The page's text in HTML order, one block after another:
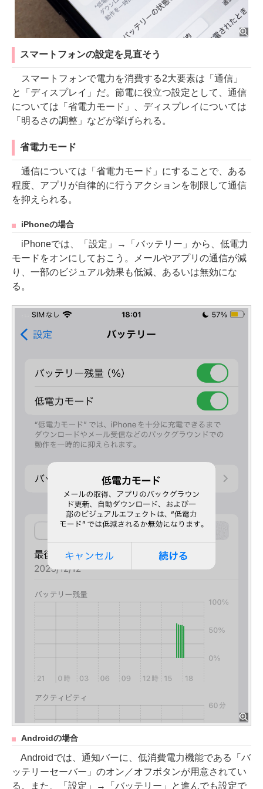
スマートフォンの設定を見直そう
スマートフォンで電力を消費する2大要素は「通信」
と「ディスプレイ」だ。節電に役立つ設定として、通信
については「省電力モード」、ディスプレイについては
「明るさの調整」などが挙げられる。
省電力モード
通信については「省電力モード」にすることで、ある
程度、アプリが自律的に行うアクションを制限して通信
を抑えられる。
iPhoneの場合
iPhoneでは、「設定」→「バッテリー」から、低電力
モードをオンにしておこう。メールやアプリの通信が減
り、一部のビジュアル効果も低減、あるいは無効にな
る。
Androidの場合
Androidでは、通知バーに、低消費電力機能である「バ
ッテリーセーバー」のオン／オフボタンが用意されてい
る。また、「設定」→「バッテリー」と進んでも設定で